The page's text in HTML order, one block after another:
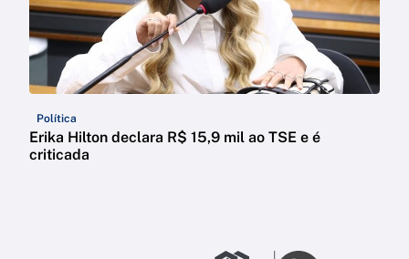
Política
Erika Hilton declara R$ 15,9 mil ao TSE e é
criticada